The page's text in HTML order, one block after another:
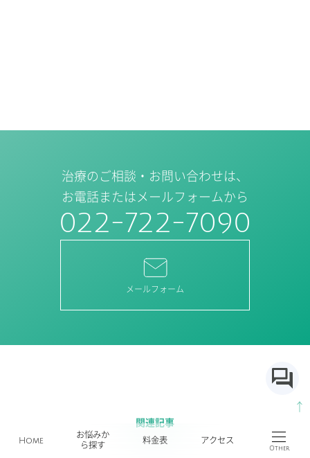
Home
お悩みか
ら探す
料金表 アクセス
Other
治療のご相談・お問い合わせは、
お電話またはメールフォームから
022-722-7090
メールフォーム
関連記事
↑